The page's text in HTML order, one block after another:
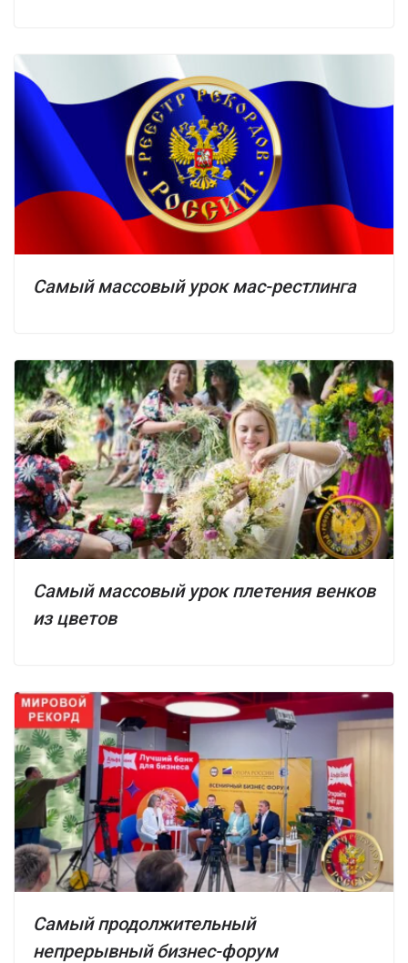
Самый массовый урок мас-рестлинга
Самый массовый урок плетения венков
из цветов
Самый продолжительный
непрерывный бизнес-форум